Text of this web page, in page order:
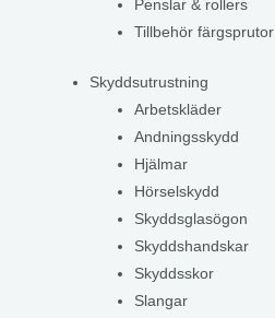
Penslar & rollers
Tillbehör färgsprutor
Skyddsutrustning
Arbetskläder
Andningsskydd
Hjälmar
Hörselskydd
Skyddsglasögon
Skyddshandskar
Skyddsskor
Slangar